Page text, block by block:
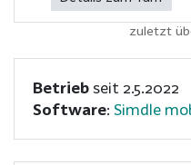
zuletzt
Betrieb seit 2.5.2022
Software: Simdle